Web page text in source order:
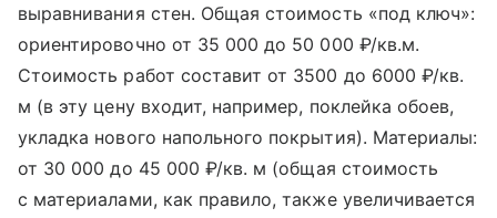
выравнивания стен. Общая стоимость «под ключ»:
ориентировочно от 35 000 до 50 000 ₽/кв.м.
Стоимость работ составит от 3500 до 6000 ₽/кв.
м (в эту цену входит, например, поклейка обоев,
укладка нового напольного покрытия). Материалы:
от 30 000 до 45 000 ₽/кв. м (общая стоимость
с материалами, как правило, также увеличивается